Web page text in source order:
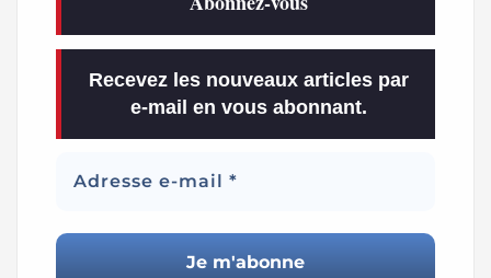
Recevez les nouveaux articles par
e-mail en vous abonnant.